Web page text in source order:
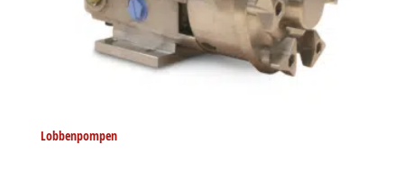
Lobbenpompen